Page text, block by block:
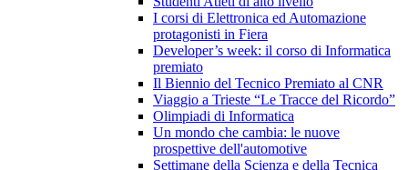
I corsi di Elettronica ed Automazione
protagonisti in Fiera
Developer’s week: il corso di Informatica
premiato
Il Biennio del Tecnico Premiato al CNR
Viaggio a Trieste “Le Tracce del Ricordo”
Olimpiadi di Informatica
Un mondo che cambia: le nuove
prospettive dell'automotive
Settimane della Scienza e della Tecnica